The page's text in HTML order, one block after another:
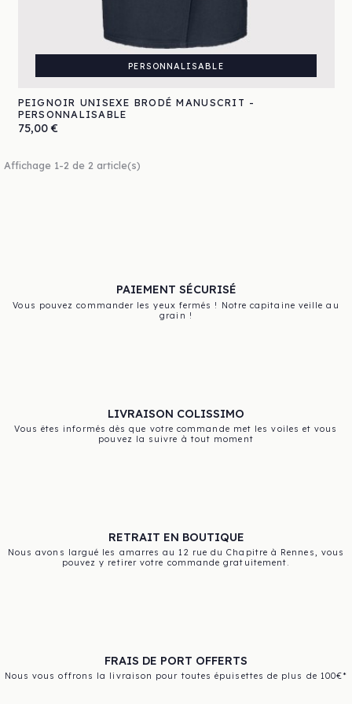
PERSONNALISABLE
PEIGNOIR UNISEXE BRODÉ MANUSCRIT -
PERSONNALISABLE
Prix
75,00 €
Affichage 1-2 de 2 article(s)
PAIEMENT SÉCURISÉ
Vous pouvez commander les yeux fermés ! Notre capitaine veille au
grain !
LIVRAISON COLISSIMO
Vous êtes informés dès que votre commande met les voiles et vous
pouvez la suivre à tout moment
RETRAIT EN BOUTIQUE
Nous avons largué les amarres au 12 rue du Chapitre à Rennes, vous
pouvez y retirer votre commande gratuitement.
FRAIS DE PORT OFFERTS
Nous vous offrons la livraison pour toutes épuisettes de plus de 100€*